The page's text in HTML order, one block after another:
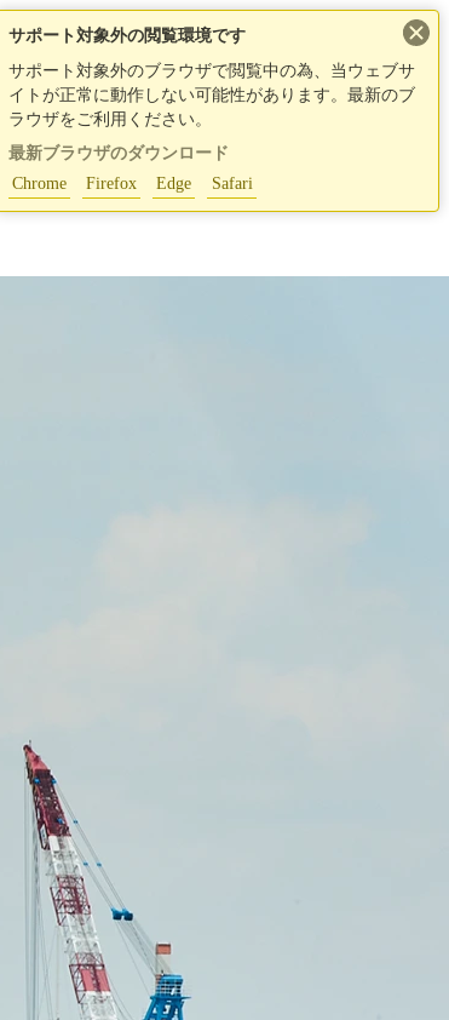
サポート対象外の閲覧環境です
サポート対象外のブラウザで閲覧中の為、当ウェブサ
イトが正常に動作しない可能性があります。最新のブ
ラウザをご利用ください。
最新ブラウザのダウンロード
Chrome
Firefox Edge Safari